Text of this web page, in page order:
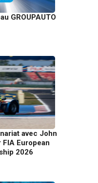
avec John
European
2026